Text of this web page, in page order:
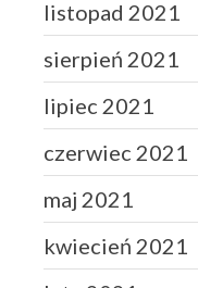
listopad 2021
sierpień 2021
lipiec 2021
czerwiec 2021
maj 2021
kwiecień 2021